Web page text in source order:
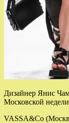
Дизайнер Янис
Московской
VASSA&Co